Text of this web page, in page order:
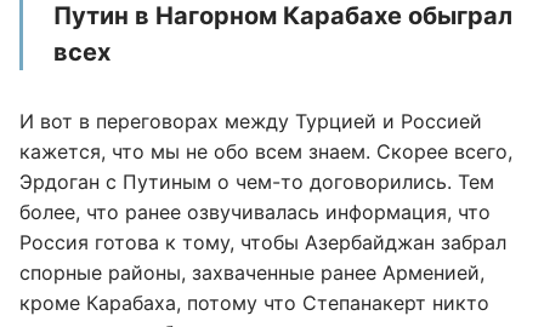
Путин в Нагорном Карабахе обыграл
всех
И вот в переговорах между Турцией и Россией
кажется, что мы не обо всем знаем. Скорее всего,
Эрдоган с Путиным о чем-то договорились. Тем
более, что ранее озвучивалась информация, что
Россия готова к тому, чтобы Азербайджан забрал
спорные районы, захваченные ранее Арменией,
кроме Карабаха, потому что Степанакерт никто